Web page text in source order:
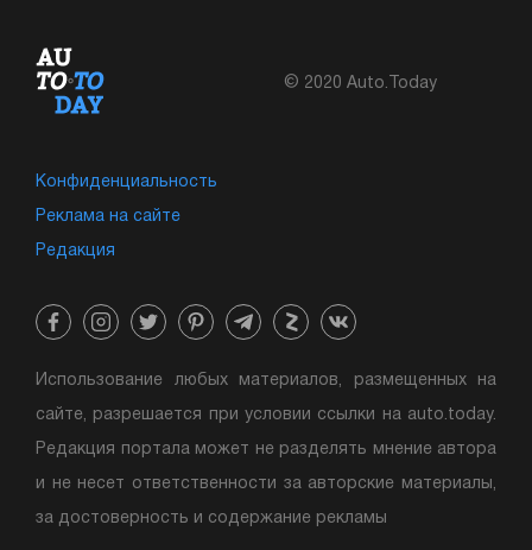
© 2020 Auto.Today
Конфиденциальность
Реклама на сайте
Редакция
Использование любых материалов, размещенных на
сайте, разрешается при условии ссылки на auto.today.
Редакция портала может не разделять мнение автора
и не несет ответственности за авторские материалы,
за достоверность и содержание рекламы